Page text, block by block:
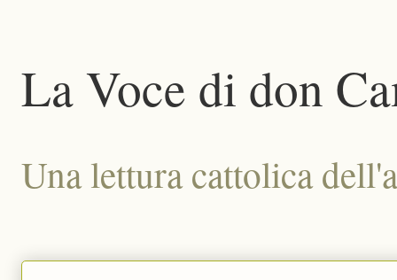
La Voce di don
Una lettura cattolica